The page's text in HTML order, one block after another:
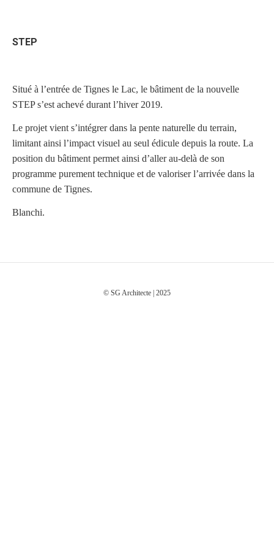
STEP
Situé à l’entrée de Tignes le Lac, le bâtiment de la nouvelle
STEP s’est achevé durant l’hiver 2019.
Le projet vient s’intégrer dans la pente naturelle du terrain,
limitant ainsi l’impact visuel au seul édicule depuis la route. La
position du bâtiment permet ainsi d’aller au-delà de son
programme purement technique et de valoriser l’arrivée dans la
commune de Tignes.
Blanchi.
© SG Architecte | 2025